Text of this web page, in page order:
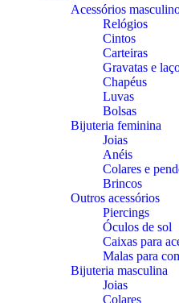
Acessórios
Relógios
Cintos
Carteiras
Gravatas e
Chapéus
Luvas
Bolsas
Bijuteria feminina
Joias
Anéis
Colares e
Brincos
Outros acessórios
Piercings
Óculos de sol
Caixas para
Malas para
Bijuteria masculina
Joias
Colares